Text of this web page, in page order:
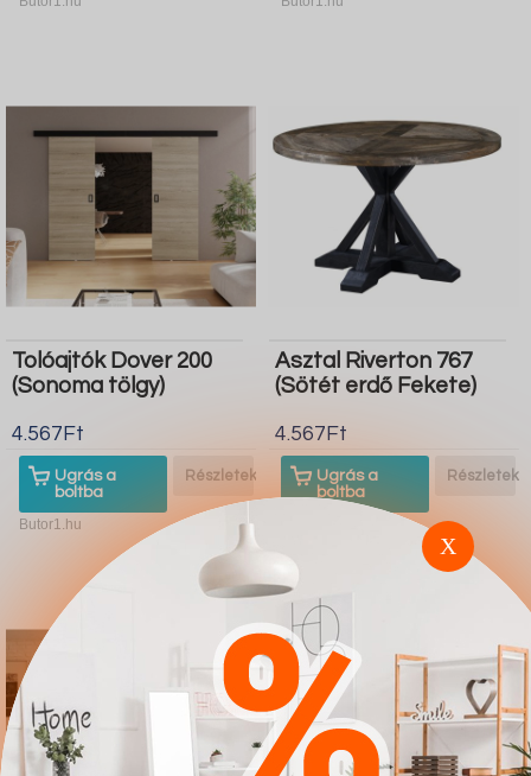
Tolóajtók Dover 200
(Sonoma tölgy)
4.567Ft
Ugrás a
boltba
Részletek
Butor1.hu
Asztal Riverton 767
(Sötét erdő Fekete)
4.567Ft
Ugrás a
boltba
Részletek
X